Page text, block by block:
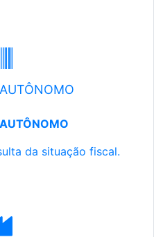
da situação fiscal.